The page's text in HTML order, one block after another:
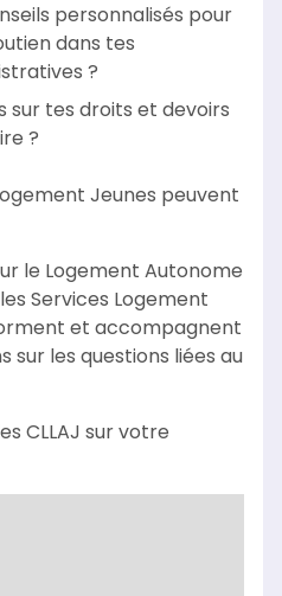
personnalisés pour
dans tes
?
sur tes droits et devoirs
?
Jeunes peuvent
le Logement Autonome
Services Logement
et accompagnent
sur les questions liées au
CLLAJ sur votre